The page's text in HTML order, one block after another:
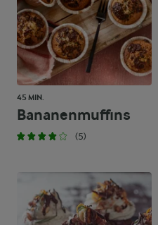
45 MIN.
Bananenmuffins
(5)